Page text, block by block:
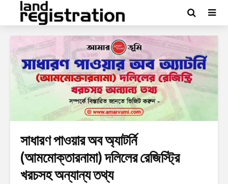
সাধারণ পাওয়ার অব অ্যাটর্নি
(আমমোক্তারনামা) দলিলের রেজিস্ট্রি
খরচসহ অন্যান্য তথ্য